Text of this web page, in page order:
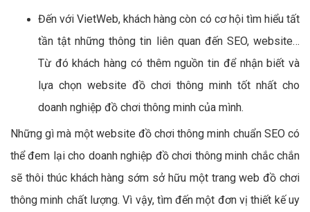
Đến với VietWeb, khách hàng còn có cơ hội tìm hiểu tất
tần tật những thông tin liên quan đến SEO, website…
Từ đó khách hàng có thêm nguồn tin để nhận biết và
lựa chọn website đồ chơi thông minh tốt nhất cho
doanh nghiệp đồ chơi thông minh của mình.
Những gì mà một website đồ chơi thông minh chuẩn SEO có
thể đem lại cho doanh nghiệp đồ chơi thông minh chắc chắn
sẽ thôi thúc khách hàng sớm sở hữu một trang web đồ chơi
thông minh chất lượng. Vì vậy, tìm đến một đơn vị thiết kế uy